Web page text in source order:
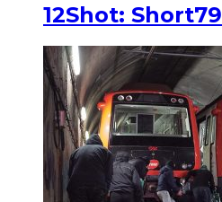
12Shot: Short79